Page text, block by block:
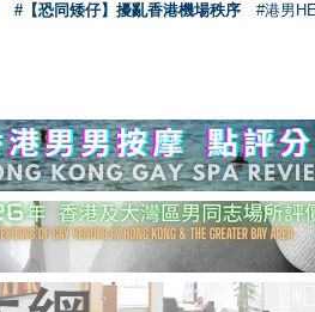
#【恐同矮仔】擾亂香港機場秩序 #港男